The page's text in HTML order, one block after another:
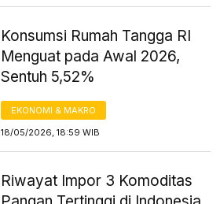
Konsumsi Rumah Tangga RI
Menguat pada Awal 2026,
Sentuh 5,52%
EKONOMI & MAKRO
18/05/2026, 18:59 WIB
Riwayat Impor 3 Komoditas